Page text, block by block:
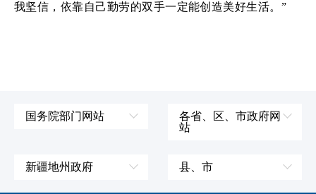
我坚信，依靠自己勤劳的双手一定能创造美好生活。”
国务院部门网站
国防部
各省、区、市政府网
站
新疆地州政府
伊犁哈萨克自治州
县、市
皮山县